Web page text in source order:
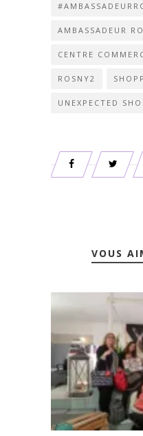
AMBASSADEUR
CENTRE
ROSNY2
UNEXPECTED
VOUS